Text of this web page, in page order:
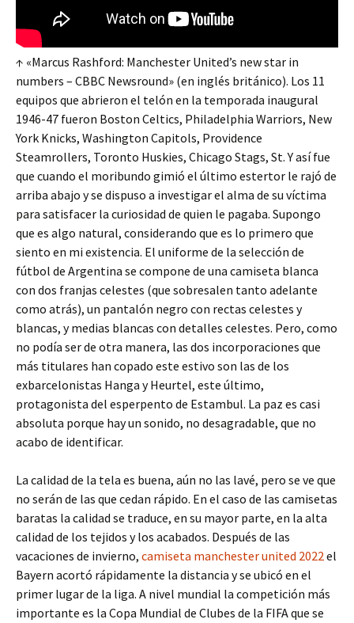
↑ «Marcus Rashford: Manchester United’s new star in
numbers – CBBC Newsround» (en inglés británico). Los 11
equipos que abrieron el telón en la temporada inaugural
1946-47 fueron Boston Celtics, Philadelphia Warriors, New
York Knicks, Washington Capitols, Providence
Steamrollers, Toronto Huskies, Chicago Stags, St. Y así fue
que cuando el moribundo gimió el último estertor le rajó de
arriba abajo y se dispuso a investigar el alma de su víctima
para satisfacer la curiosidad de quien le pagaba. Supongo
que es algo natural, considerando que es lo primero que
siento en mi existencia. El uniforme de la selección de
fútbol de Argentina se compone de una camiseta blanca
con dos franjas celestes (que sobresalen tanto adelante
como atrás), un pantalón negro con rectas celestes y
blancas, y medias blancas con detalles celestes. Pero, como
no podía ser de otra manera, las dos incorporaciones que
más titulares han copado este estivo son las de los
exbarcelonistas Hanga y Heurtel, este último,
protagonista del esperpento de Estambul. La paz es casi
absoluta porque hay un sonido, no desagradable, que no
acabo de identificar.
La calidad de la tela es buena, aún no las lavé, pero se ve que
no serán de las que cedan rápido. En el caso de las camisetas
baratas la calidad se traduce, en su mayor parte, en la alta
calidad de los tejidos y los acabados. Después de las
vacaciones de invierno, camiseta manchester united 2022el
Bayern acortó rápidamente la distancia y se ubicó en el
primer lugar de la liga. A nivel mundial la competición más
importante es la Copa Mundial de Clubes de la FIFA que se